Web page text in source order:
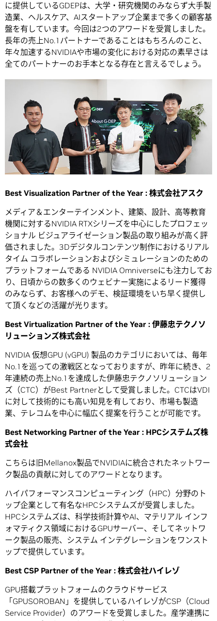
に提供しているGDEPは、大学・研究機関のみならず大手製
造業、ヘルスケア、AIスタートアップ企業まで多くの顧客基
盤を有しています。今回は2つのアワードを受賞しました。
長年の売上No.1パートナーであることはもちろんのこと、
年々加速するNVIDIAや市場の変化における対応の素早さは
全てのパートナーのお手本となる存在と言えるでしょう。
Best Visualization Partner of the Year : 株式会社アスク
メディア＆エンターテインメント、建築、設計、高等教育
機関に対するNVIDIA RTXシリーズを中心にしたプロフェッ
ショナル ビジュアライゼーション製品の取り組みが高く評
価されました。3Dデジタルコンテンツ制作におけるリアル
タイム コラボレーションおよびシミュレーションのための
プラットフォームである NVIDIA Omniverseにも注力してお
り、日頃からの数多くのウェビナー実施によるリード獲得
のみならず、お客様へのデモ、検証環境をいち早く提供し
て頂くなどの活躍が光ります。
Best Virtualization Partner of the Year : 伊藤忠テクノソ
リューションズ株式会社
NVIDIA 仮想GPU (vGPU) 製品のカテゴリにおいては、毎年
No.1を巡っての激戦区となっておりますが、昨年に続き、2
年連続の売上No.1を達成した伊藤忠テクノソリューション
ズ（CTC）がBest Partnerとして受賞しました。CTCはVDI
に対して技術的にも高い知見を有しており、市場も製造
業、テレコムを中心に幅広く提案を行うことが可能です。
Best Networking Partner of the Year : HPCシステムズ株
式会社
こちらは旧Mellanox製品でNVIDIAに統合されたネットワー
ク製品の貢献に対してのアワードとなります。
ハイパフォーマンスコンピューティング（HPC）分野のト
ップ企業として有名なHPCシステムズが受賞しました。
HPCシステムズは、科学技術計算やAI、マテリアル インフ
ォマティクス領域におけるGPUサーバー、そしてネットワ
ーク製品の販売、システム インテグレーションをワンスト
ップで提供しています。
Best CSP Partner of the Year : 株式会社ハイレゾ
GPU搭載プラットフォームのクラウドサービス
「GPUSOROBAN」を提供しているハイレゾがCSP（Cloud
Service Provider）のアワードを受賞しました。産学連携に